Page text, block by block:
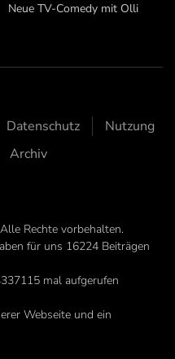
Neue TV-Comedy mit Olli
Datenschutz
Nutzung
Archiv
Rechte vorbehalten.
für uns 16224 Beiträgen
mal aufgerufen
Webseite und ein